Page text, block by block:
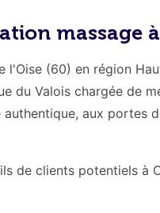
massage
(60) en région
du Valois chargée de
aux
de clients potentiels